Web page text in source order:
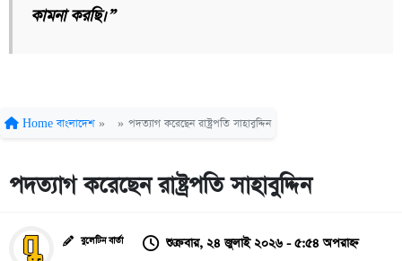
কামনা করছি।”
Home বাংলাদেশ » » পদত্যাগ করেছেন রাষ্ট্রপতি সাহাবুদ্দিন
পদত্যাগ করেছেন রাষ্ট্রপতি সাহাবুদ্দিন
বুলেটিন বার্তা শুক্রবার, ২৪ জুলাই ২০২৬ - ৫:৫৪ অপরাহ্ন